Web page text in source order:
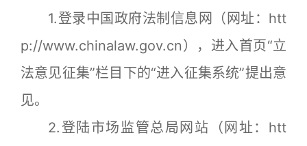
1.登录中国政府法制信息网（网址：htt
p://www.chinalaw.gov.cn），进入首页“立
法意见征集”栏目下的“进入征集系统”提出意
见。
2.登陆市场监管总局网站（网址：htt